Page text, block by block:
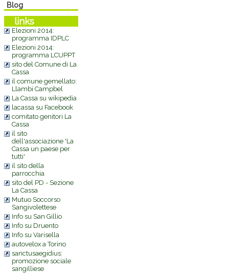
Blog
links
Elezioni 2014:
programma IDPLC
Elezioni 2014:
programma LCUPPT
sito del Comune di La
Cassa
il comune gemellato:
Llambi Campbel
La Cassa su wikipedia
lacassa su Facebook
comitato genitori La
Cassa
il sito
dell'associazione 'La
Cassa un paese per
tutti'
il sito della
parrocchia
sito del PD - Sezione
La Cassa
Mutuo Soccorso
Sangivolettese
Info su San Gillio
Info su Druento
Info su Varisella
autovelox a Torino
sanctusaegidius:
promozione sociale
sangilliese